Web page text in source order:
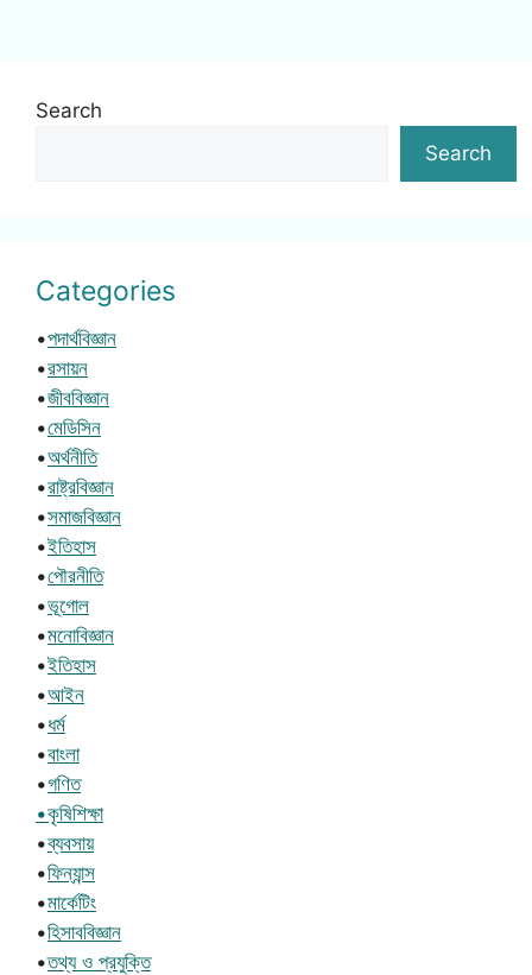
Search
Search
Categories
•পদার্থবিজ্ঞান
•রসায়ন
•জীববিজ্ঞান
•মেডিসিন
•অর্থনীতি
•রাষ্ট্রবিজ্ঞান
•সমাজবিজ্ঞান
•ইতিহাস
•পৌরনীতি
•ভূগোল
•মনোবিজ্ঞান
•ইতিহাস
•আইন
•ধর্ম
•বাংলা
•গণিত
•কৃষিশিক্ষা
•ব্যবসায়
•ফিন্যান্স
•মার্কেটিং
•হিসাববিজ্ঞান
•তথ্য ও প্রযুক্তি